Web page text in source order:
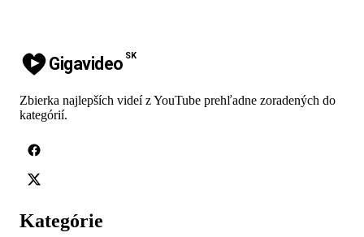
Gigavideo SK
Zbierka najlepších videí z YouTube prehľadne zoradených do
kategórií.
Kategórie